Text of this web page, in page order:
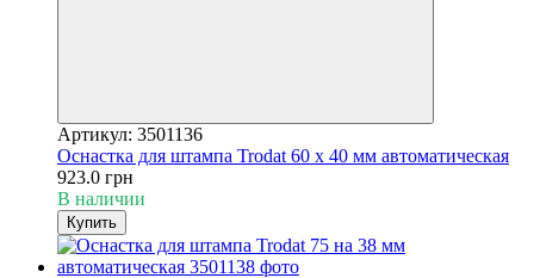
Артикул: 3501136
Оснастка для штампа Trodat 60 х 40 мм автоматическая
923.0 грн
В наличии
Купить